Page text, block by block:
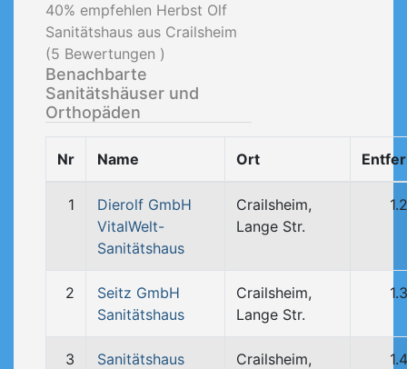
40% empfehlen Herbst Olf
Sanitätshaus aus Crailsheim
(5 Bewertungen )
Benachbarte
Sanitätshäuser und
Orthopäden
Nr Name Ort
1
Dierolf GmbH
VitalWelt-
Sanitätshaus
Crailsheim,
Lange Str.
2
Seitz GmbH
Sanitätshaus
Crailsheim,
Lange Str.
3
Sanitätshaus
Crailsheim,